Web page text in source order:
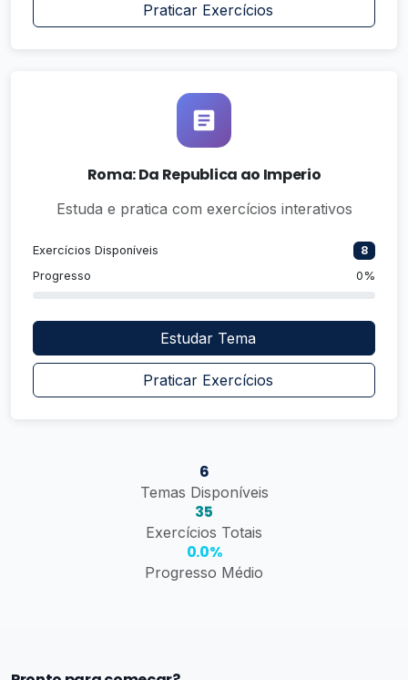
Praticar Exercícios
Roma: Da Republica ao Imperio
Estuda e pratica com exercícios interativos
Exercícios Disponíveis
8
Progresso
0%
Estudar Tema
Praticar Exercícios
6
Temas Disponíveis
35
Exercícios Totais
0.0%
Progresso Médio